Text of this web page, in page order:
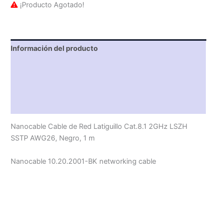
¡Producto Agotado!
Información del producto
Nanocable Cable de Red Latiguillo Cat.8.1 2GHz LSZH
SSTP AWG26, Negro, 1 m
Nanocable 10.20.2001-BK networking cable